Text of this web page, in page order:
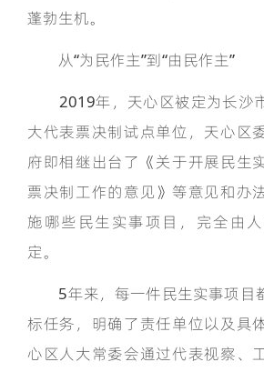
蓬勃生机。
从“为民作主”到“由民作主”
2019年，天心区被定为长沙
大代表票决制试点单位，天心区
府即相继出台了《关于开展民生
票决制工作的意见》等意见和办
施哪些民生实事项目，完全由
定。
5年来，每一件民生实事项目
标任务，明确了责任单位以及具
心区人大常委会通过代表视察、